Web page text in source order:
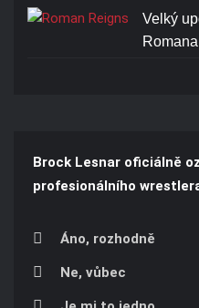
Velký
Brock Lesnar oficiálně
profesionálního
Áno, rozhodně
Ne, vůbec